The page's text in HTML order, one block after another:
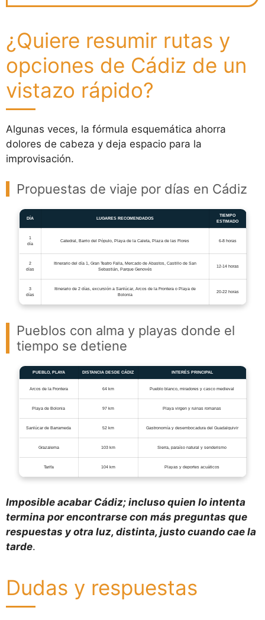
¿Quiere resumir rutas y
opciones de Cádiz de un
vistazo rápido?
Algunas veces, la fórmula esquemática ahorra
dolores de cabeza y deja espacio para la
improvisación.
Propuestas de viaje por días en Cádiz
DÍA LUGARES RECOMENDADOS
TIEMPO
ESTIMADO
1
día
Catedral, Barrio del Pópulo, Playa de la Caleta, Plaza de las Flores 6-8 horas
2
días
Itinerario del día 1, Gran Teatro Falla, Mercado de Abastos, Castillo de San
Sebastián, Parque Genovés
12-14 horas
3
días
Itinerario de 2 días, excursión a Sanlúcar, Arcos de la Frontera o Playa de
Bolonia
20-22 horas
Pueblos con alma y playas donde el
tiempo se detiene
PUEBLO, PLAYA DISTANCIA DESDE CÁDIZ INTERÉS PRINCIPAL
Arcos de la Frontera 64 km Pueblo blanco, miradores y casco medieval
Playa de Bolonia 97 km Playa virgen y ruinas romanas
Sanlúcar de Barrameda 52 km Gastronomía y desembocadura del Guadalquivir
Grazalema 103 km Sierra, paraíso natural y senderismo
Tarifa 104 km Playas y deportes acuáticos
Imposible acabar Cádiz; incluso quien lo intenta
termina por encontrarse con más preguntas que
respuestas y otra luz, distinta, justo cuando cae la
tarde.
Dudas y respuestas